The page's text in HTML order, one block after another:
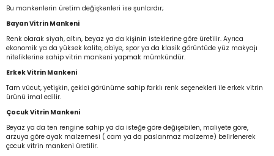
Bu mankenlerin üretim değişkenleri ise şunlardır;
Bayan Vitrin Mankeni
Renk olarak siyah, altın, beyaz ya da kişinin isteklerine göre üretilir. Ayrıca
ekonomik ya da yüksek kalite, abiye, spor ya da klasik görüntüde yüz makyajı
niteliklerine sahip vitrin mankeni yapmak mümkündür.
Erkek Vitrin Mankeni
Tam vücut, yetişkin, çekici görünüme sahip farklı renk seçenekleri ile erkek vitrin
ürünü imal edilir.
Çocuk Vitrin Mankeni
Beyaz ya da ten rengine sahip ya da isteğe göre değişebilen, maliyete göre,
arzuya göre ayak malzemesi ( cam ya da paslanmaz malzeme) belirlenerek
çocuk vitrin mankeni üretilir.